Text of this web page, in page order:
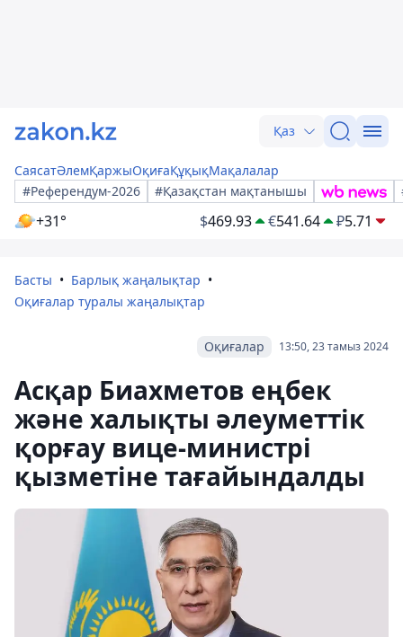
Қаз
СаясатӘлемҚаржыОқиғаҚұқықМақалалар
#Референдум-2026
#Қазақстан мақтанышы
+31° $469.93 €541.64 ₽5.71
Басты
Барлық жаңалықтар
Оқиғалар туралы жаңалықтар
13:50, 23 тамыз 2024
Оқиғалар
Асқар Биахметов еңбек
және халықты әлеуметтік
қорғау вице-министрі
қызметіне тағайындалды